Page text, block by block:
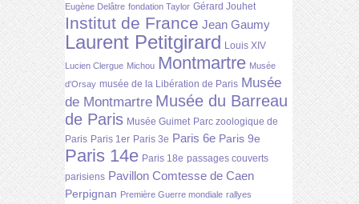
Eugène Delâtre fondation Taylor Gérard Jouhet
Institut de France Jean Gaumy
Laurent Petitgirard Louis XIV
Lucien Clergue Michou Montmartre Musée
d'Orsay musée de la Libération de Paris Musée
de Montmartre Musée du Barreau
de Paris Musée Guimet Parc zoologique de
Paris Paris 1er Paris 3e Paris 6e Paris 9e
Paris 14e Paris 18e passages couverts
parisiens Pavillon Comtesse de Caen
Perpignan Première Guerre mondiale rallyes